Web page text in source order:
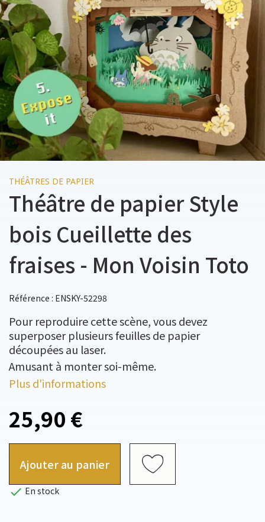
THÉÂTRES DE PAPIER
Théâtre de papier Style
bois Cueillette des
fraises - Mon Voisin Toto
Référence : ENSKY-52298
Pour reproduire cette scène, vous devez
superposer plusieurs feuilles de papier
découpées au laser.
Amusant à monter soi-même.
Plus d'informations
25,90 €
Ajouter au panier
 En stock